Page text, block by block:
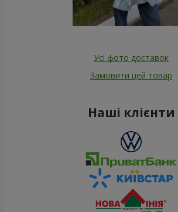
Усі фото доставок
Замовити цей товар
Наші клієнти